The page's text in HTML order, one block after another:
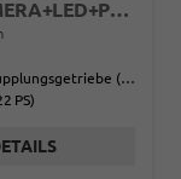
STYLE MAXI+NEUES MODELL+KAMERA+LED+PDC+SHZ+17LM
Doppelkupplungsgetriebe (DSG)
PS)